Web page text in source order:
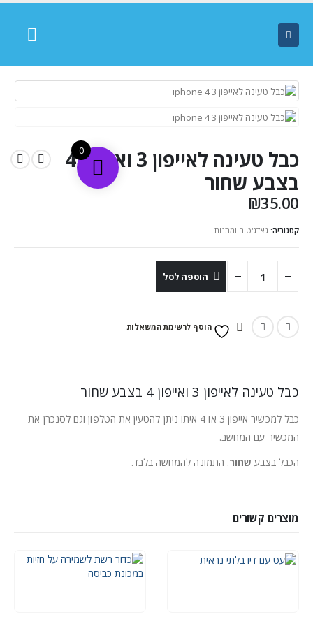
כבל טעינה לאייפון 3 ואייפון 4
בצבע שחור
₪35.00
קטגוריה: גאדג'טים ומתנות
הוספה לסל
הוסף לרשימת המשאלות
כבל טעינה לאייפון 3 ואייפון 4 בצבע שחור
כבל למכשיר אייפון 3 או 4 איתו ניתן להטעין את הטלפון וגם לסנכרן את
המכשיר עם המחשב.
הכבל בצבע שחור. התמונה להמחשה בלבד.
מוצרים קשורים
0